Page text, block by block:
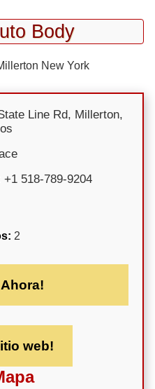
Body
Line Rd, Millerton,
+1 518-789-9204
2
web!